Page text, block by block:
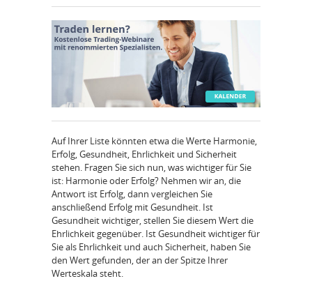
Auf Ihrer Liste könnten etwa die Werte Harmonie,
Erfolg, Gesundheit, Ehrlichkeit und Sicherheit
stehen. Fragen Sie sich nun, was wichtiger für Sie
ist: Harmonie oder Erfolg? Nehmen wir an, die
Antwort ist Erfolg, dann vergleichen Sie
anschließend Erfolg mit Gesundheit. Ist
Gesundheit wichtiger, stellen Sie diesem Wert die
Ehrlichkeit gegenüber. Ist Gesundheit wichtiger für
Sie als Ehrlichkeit und auch Sicherheit, haben Sie
den Wert gefunden, der an der Spitze Ihrer
Werteskala steht.